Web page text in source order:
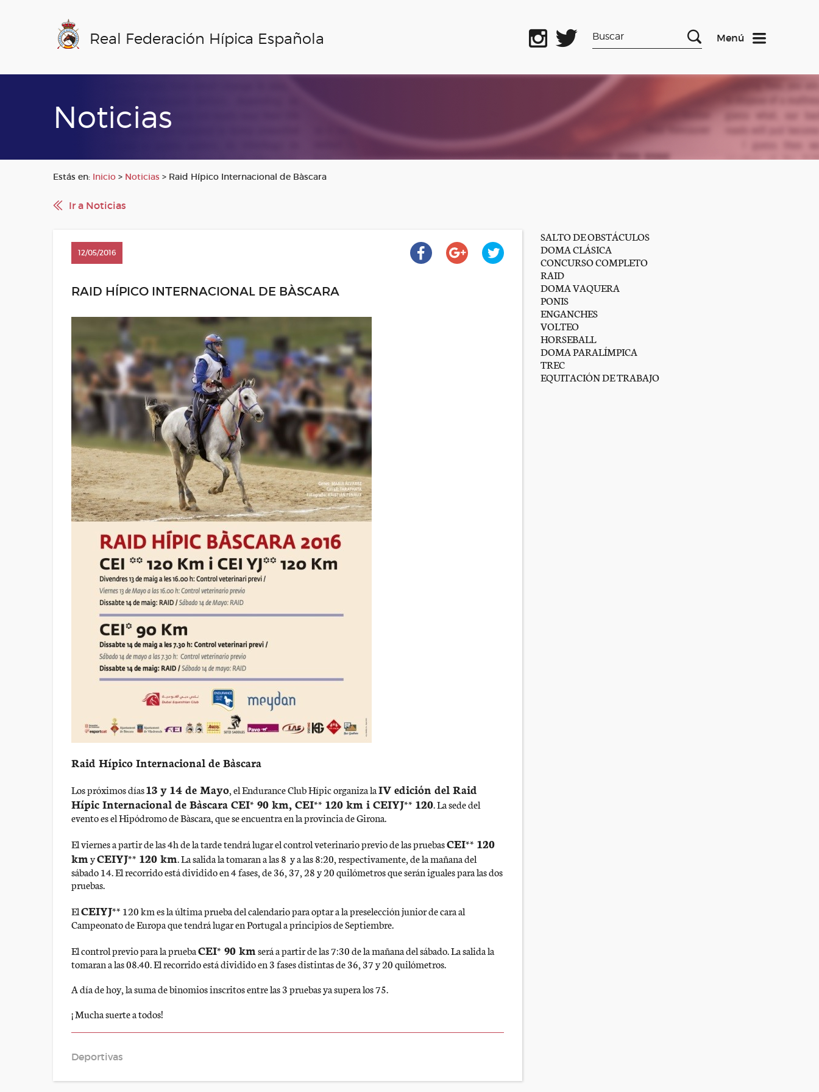
Real Federación Hípica Española Menú
Noticias
Estás en: Inicio > Noticias > Raid Hípico Internacional de Bàscara
Ir a Noticias
12/05/2016
RAID HÍPICO INTERNACIONAL DE BÀSCARA
Raid Hípico Internacional de Bàscara
Los próximos días13 y 14 de Mayo, el Endurance Club Hípic organiza laIV edición del Raid
Hípic Internacional de Bàscara CEI* 90 km, CEI** 120 km i CEIYJ** 120. La sede del
evento es el Hipódromo de Bàscara, que se encuentra en la provincia de Girona.
El viernes a partir de las 4h de la tarde tendrá lugar el control veterinario previo de las pruebasCEI** 120
kmyCEIYJ** 120 km. La salida la tomaran a las 8 y a las 8:20, respectivamente, de la mañana del
sábado 14. El recorrido está dividido en 4 fases, de 36, 37, 28 y 20 quilómetros que serán iguales para las dos
pruebas.
ElCEIYJ** 120 km es la última prueba del calendario para optar a la preselección junior de cara al
Campeonato de Europa que tendrá lugar en Portugal a principios de Septiembre.
El control previo para la pruebaCEI* 90 kmserá a partir de las 7:30 de la mañana del sábado. La salida la
tomaran a las 08.40. El recorrido está dividido en 3 fases distintas de 36, 37 y 20 quilómetros.
A día de hoy, la suma de binomios inscritos entre las 3 pruebas ya supera los 75.
¡ Mucha suerte a todos!
Deportivas
SALTO DE OBSTÁCULOS
DOMA CLÁSICA
CONCURSO COMPLETO
RAID
DOMA VAQUERA
PONIS
ENGANCHES
VOLTEO
HORSEBALL
DOMA PARALÍMPICA
TREC
EQUITACIÓN DE TRABAJO